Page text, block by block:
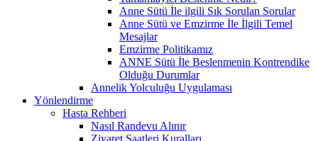
Anne Sütü İle ilgili Sık Sorulan Sorular
Anne Sütü ve Emzirme İle İlgili Temel
Mesajlar
Emzirme Politikamız
ANNE Sütü İle Beslenmenin Kontrendike
Olduğu Durumlar
Annelik Yolculuğu Uygulaması
Yönlendirme
Hasta Rehberi
Nasıl Randevu Alınır
Ziyaret Saatleri Kuralları